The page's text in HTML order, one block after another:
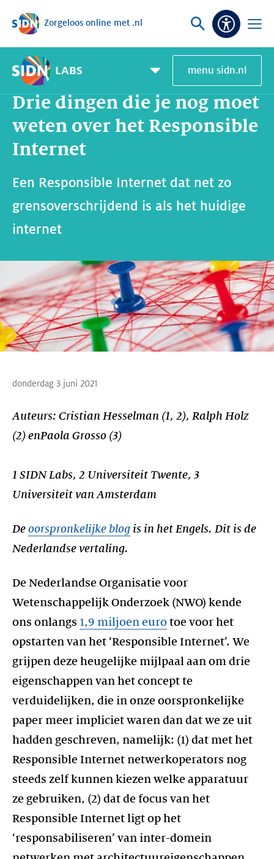
Sla navigatie over
Zorgeloos online met .nl
Vraag
zoek
Open
LABS
Pagemenu
toggle
menu sidn.nl
Home SIDN Labs
Drie dingen die je nog moet
weten over het Responsible
Internet
Een Responsible Internet dat net zo
grensoverschrijdend is als het huidige
internet
donderdag 3 juni 2021
Auteurs: Cristian Hesselman (1, 2), Ralph Holz
(2) enPaola Grosso (3)
1 SIDN Labs, 2 Universiteit Twente, 3
Universiteit van Amsterdam
De oorspronkelijke blog is in het Engels. Dit is de
Nederlandse vertaling.
De Nederlandse Organisatie voor
Wetenschappelijk Onderzoek (NWO) kende
ons onlangs 1,9 miljoen euro toe voor het
opstarten van het ‘Responsible Internet’. We
grijpen deze heugelijke mijlpaal aan om drie
eigenschappen van het concept te
verduidelijken, die in onze oorspronkelijke
paper meer impliciet waren dan dat we ze uit
hadden geschreven, namelijk: (1) dat met het
Responsible Internet netwerkoperators nog
steeds zelf kunnen kiezen welke apparatuur
ze gebruiken, (2) dat de focus van het
Responsible Internet ligt op het
‘responsabiliseren’ van inter-domein